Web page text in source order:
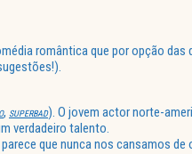
romântica que por opção das
, SUPERBAD). O jovem actor norte-
verdadeiro talento.
que nunca nos cansamos de